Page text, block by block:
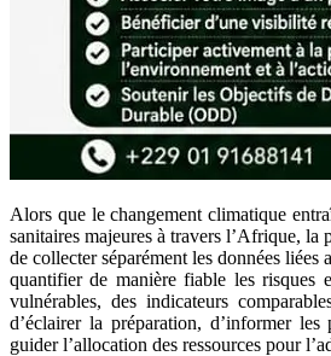
Alors que le changement climatique
sanitaires majeures à travers l’Afrique, la
de collecter séparément les données liées
quantifier de manière fiable les risques
vulnérables, des indicateurs
d’éclairer la préparation, d’informer
guider l’allocation des ressources pour